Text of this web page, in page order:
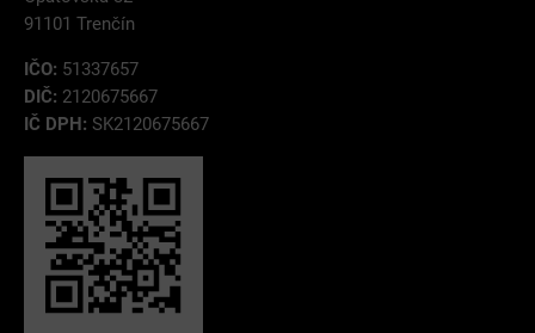
91101 Trenčín
IČO: 51337657
DIČ: 2120675667
IČ DPH: SK2120675667